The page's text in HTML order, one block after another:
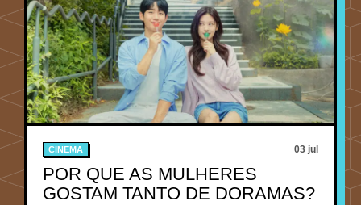
CINEMA 03 jul
POR QUE AS MULHERES
GOSTAM TANTO DE DORAMAS?